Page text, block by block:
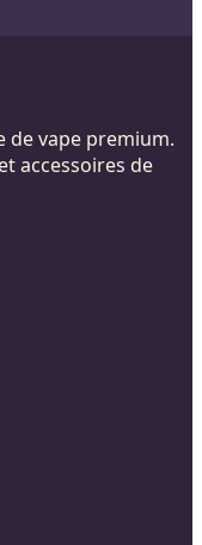
de vape premium.
accessoires de